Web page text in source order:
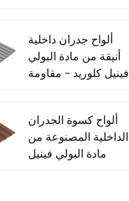
ألواح جدران داخلية
أنيقة من مادة البولي
فينيل كلوريد - مقاومة
ألواح كسوة الجدران
الداخلية المصنوعة من
مادة البولي فينيل